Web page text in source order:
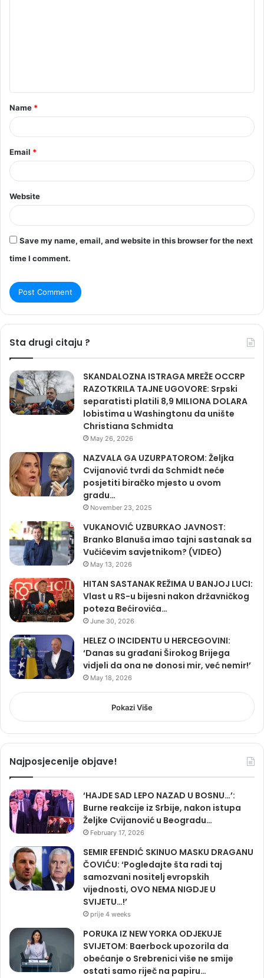
t
*
Name *
Email *
Website
Save my name, email, and website in this browser for the next
time I comment.
Sta drugi citaju ?
SKANDALOZNA ISTRAGA MREŽE OCCRP
RAZOTKRILA TAJNE UGOVORE: Srpski
separatisti platili 8,9 MILIONA DOLARA
lobistima u Washingtonu da unište
Christiana Schmidta
May 26, 2026
NAZVALA GA UZURPATOROM: Željka
Cvijanović tvrdi da Schmidt neće
posjetiti biračko mjesto u ovom
gradu…
November 23, 2025
VUKANOVIĆ UZBURKAO JAVNOST:
Branko Blanuša imao tajni sastanak sa
Vučićevim savjetnikom? (VIDEO)
May 13, 2026
HITAN SASTANAK REŽIMA U BANJOJ LUCI:
Vlast u RS-u bijesni nakon državničkog
poteza Bećirovića…
June 30, 2026
HELEZ O INCIDENTU U HERCEGOVINI:
‘Danas su građani Širokog Brijega
vidjeli da ona ne donosi mir, već nemir!’
May 18, 2026
Pokazi Više
Najposjecenije objave!
‘HAJDE SAD LEPO NAZAD U BOSNU…’:
Burne reakcije iz Srbije, nakon istupa
Željke Cvijanović u Beogradu…
February 17, 2026
SEMIR EFENDIĆ SKINUO MASKU DRAGANU
ČOVIĆU: ‘Pogledajte šta radi taj
samozvani nositelj evropskih
vijednosti, OVO NEMA NIGDJE U
SVIJETU…!’
prije 4 weeks
PORUKA IZ NEW YORKA ODJEKUJE
SVIJETOM: Baerbock upozorila da
obećanje o Srebrenici više ne smije
ostati samo riječ na papiru…